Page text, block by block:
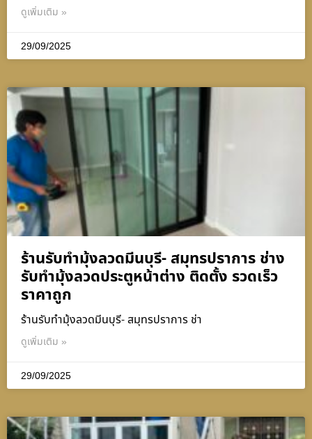
ดูเพิ่มเติม »
29/09/2025
ร้านรับทำมุ้งลวดมีนบุรี- สมุทรปราการ ช่าง
รับทำมุ้งลวดประตูหน้าต่าง ติดตั้ง รวดเร็ว
ราคาถูก
ร้านรับทำมุ้งลวดมีนบุรี- สมุทรปราการ ช่า
ดูเพิ่มเติม »
29/09/2025